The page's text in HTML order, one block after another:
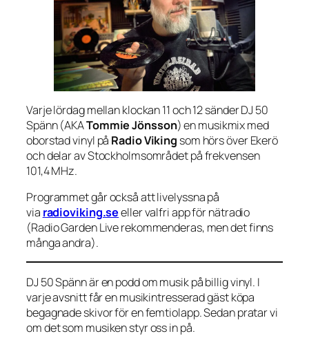
Varje lördag mellan klockan 11 och 12 sänder DJ 50
Spänn (AKATommie Jönsson) en musikmix med
oborstad vinyl på Radio Viking som hörs över Ekerö
och delar av Stockholmsområdet på frekvensen
101,4 MHz.
Programmet går också att livelyssna på
via radioviking.seeller valfri app för nätradio
(Radio Garden Live rekommenderas, men det finns
många andra).
DJ 50 Spänn är en podd om musik på billig vinyl. I
varje avsnitt får en musikintresserad gäst köpa
begagnade skivor för en femtiolapp. Sedan pratar vi
om det som musiken styr oss in på.